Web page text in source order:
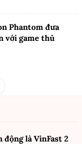
Phantom đưa
với game thủ
động là VinFast 2